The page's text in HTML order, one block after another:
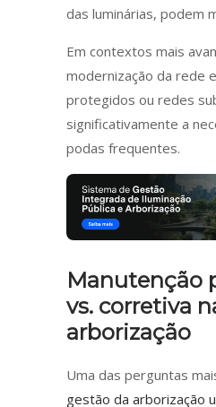
das luminárias, podem
Em contextos mais
modernização da rede
protegidos ou redes
significativamente a
podas frequentes.
Manutenção
vs. corretiva
arborização
Uma das perguntas
gestão da arborização